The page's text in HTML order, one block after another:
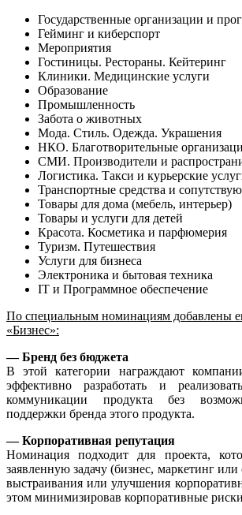
Государственные организации и
Гейминг и киберспорт
Мероприятия
Гостиницы. Рестораны. Кейтеринг
Клиники. Медицинские услуги
Образование
Промышленность
Забота о животных
Мода. Стиль. Одежда. Украшения
НКО. Благотворительные
СМИ. Производители и
Логистика. Такси и курьерские
Транспортные средства и
Товары для дома (мебель, интерьер)
Товары и услуги для детей
Красота. Косметика и парфюмерия
Туризм. Путешествия
Услуги для бизнеса
Электроника и бытовая техника
IT и Программное обеспечение
По специальным номинациям добавлены
«Бизнес»:
— Бренд без бюджета
В этой категории награждают
эффективно разработать и
коммуникации продукта без
поддержки бренда этого продукта.
— Корпоративная репутация
Номинация подходит для проекта,
заявленную задачу (бизнес, маркетинг
выстраивания или улучшения
этом минимизировав корпоративные